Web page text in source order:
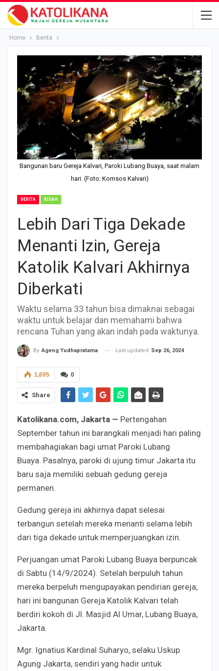
Home Berita
Bangunan baru Gereja Kalvari, Paroki Lubang Buaya, saat malam
hari. (Foto: Komsos Kalvari)
BERITA KISAH
Lebih Dari Tiga Dekade
Menanti Izin, Gereja
Katolik Kalvari Akhirnya
Diberkati
Waktu selama 33 tahun bisa dimaknai sebagai
waktu untuk belajar dan memahami bahwa
rencana Tuhan yang akan indah pada waktunya.
By Ageng Yudhapratama Last updated Sep 26, 2024
0
1,695
Share
Katolikana.com, Jakarta — Pertengahan
September tahun ini barangkali menjadi hari paling
membahagiakan bagi umat Paroki Lubang
Buaya. Pasalnya, paroki di ujung timur Jakarta itu
baru saja memiliki sebuah gedung gereja
permanen.
Gedung gereja ini akhirnya dapat selesai
terbangun setelah mereka menanti selama lebih
dari tiga dekade untuk memperjuangkan izin.
Perjuangan umat Paroki Lubang Buaya berpuncak
di Sabtu (14/9/2024). Setelah berpuluh tahun
mereka berpeluh mengupayakan pendirian gereja,
hari ini bangunan Gereja Katolik Kalvari telah
berdiri kokoh di Jl. Masjid Al Umar, Lubang Buaya,
Jakarta.
Mgr. Ignatius Kardinal Suharyo, selaku Uskup
Agung Jakarta, sendiri yang hadir untuk